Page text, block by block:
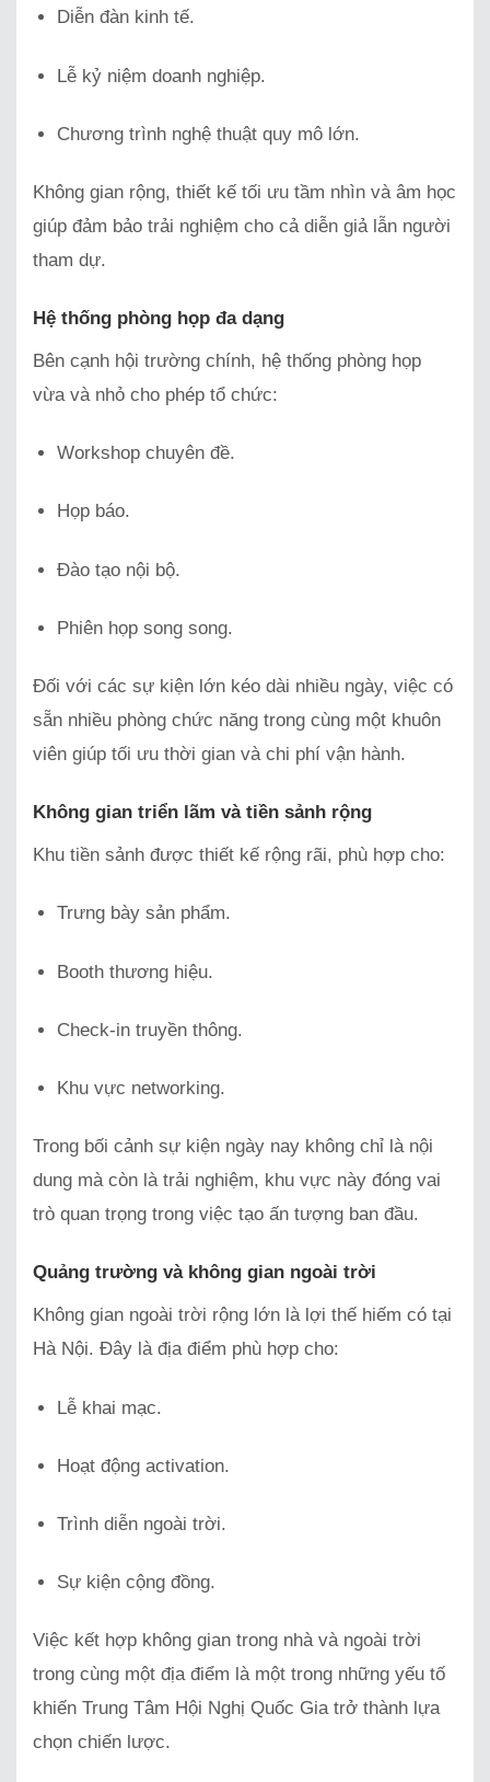
Diễn đàn kinh tế.
Lễ kỷ niệm doanh nghiệp.
Chương trình nghệ thuật quy mô lớn.
Không gian rộng, thiết kế tối ưu tầm nhìn và âm học
giúp đảm bảo trải nghiệm cho cả diễn giả lẫn người
tham dự.
Hệ thống phòng họp đa dạng
Bên cạnh hội trường chính, hệ thống phòng họp
vừa và nhỏ cho phép tổ chức:
Workshop chuyên đề.
Họp báo.
Đào tạo nội bộ.
Phiên họp song song.
Đối với các sự kiện lớn kéo dài nhiều ngày, việc có
sẵn nhiều phòng chức năng trong cùng một khuôn
viên giúp tối ưu thời gian và chi phí vận hành.
Không gian triển lãm và tiền sảnh rộng
Khu tiền sảnh được thiết kế rộng rãi, phù hợp cho:
Trưng bày sản phẩm.
Booth thương hiệu.
Check-in truyền thông.
Khu vực networking.
Trong bối cảnh sự kiện ngày nay không chỉ là nội
dung mà còn là trải nghiệm, khu vực này đóng vai
trò quan trọng trong việc tạo ấn tượng ban đầu.
Quảng trường và không gian ngoài trời
Không gian ngoài trời rộng lớn là lợi thế hiếm có tại
Hà Nội. Đây là địa điểm phù hợp cho:
Lễ khai mạc.
Hoạt động activation.
Trình diễn ngoài trời.
Sự kiện cộng đồng.
Việc kết hợp không gian trong nhà và ngoài trời
trong cùng một địa điểm là một trong những yếu tố
khiến Trung Tâm Hội Nghị Quốc Gia trở thành lựa
chọn chiến lược.